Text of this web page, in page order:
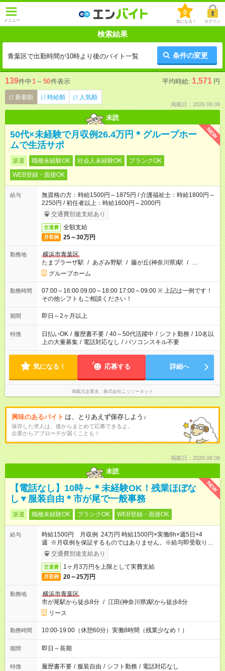
メニュー
0
気になる！ ログイン
検索結果
青葉区で出勤時間が10時より後のバイト一覧 条件の変更
139件中1 ～ 50件表示 平均時給: 1,571 円
新着順 時給順 人気順
掲載日：2026.08.08
未読
NEW
50代×未経験で月収例26.4万円＊グループホー
ムで生活サポ
派遣 職種未経験OK 社会人未経験OK
ブランクOK
WEB登録・面接OK
給与
無資格の方：時給1500円～1875円 / 介護福祉士：時給1800円～
2250円 / 初任者以上：時給1600円～2000円
交通費別途支給あり
交通費 全額支給
月収例 25～30万円
勤務地
横浜市青葉区
たまプラーザ駅 / あざみ野駅 / 藤が丘(神奈川県)駅 / …
グループホーム
勤務時間
07:00～16:00 09:00～18:00 17:00～09:00 ※ 上記は一例です！
その他シフトもご相談ください！
期間 即日～2ヶ月以上
特徴 日払いOK / 履歴書不要 / 40～50代活躍中 / シフト勤務 / 10名以
上の大量募集 / 電話対応なし / パソコンスキル不要
気になる！ 応募する 詳細へ
掲載元企業名 株式会社ニッソーネット
興味のあるバイト は、とりあえず保存しよう♪
保存した求人は、後からまとめて応募できるよ。
企業からアプローチが届くことも！
掲載日：2026.08.08
未読
NEW
【電話なし】10時～＊未経験OK！残業ほぼな
し▼服装自由＊市が尾で一般事務
派遣 職種未経験OK ブランクOK WEB登録・面接OK
給与
時給1500円 月収例 24万円 時給1500円×実働8h×週5日×4
週 ※月収例を保証するものではありません。※給与即受取りサ
ービス利用可（利用条件有）
交通費別途支給あり
交通費 1ヶ月3万円を上限として実費支給
月収例 20～25万円
勤務地
横浜市青葉区
市が尾駅から徒歩8分 / 江田(神奈川県)駅から徒歩8分
リース
勤務時間 10:00-19:00（休憩60分）実働8時間（残業少なめ！）
期間 即日～長期
特徴 履歴書不要 / 服装自由 / シフト勤務 / 電話対応なし